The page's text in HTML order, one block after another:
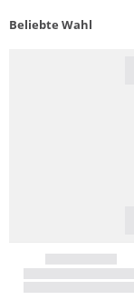
Beliebte Wahl